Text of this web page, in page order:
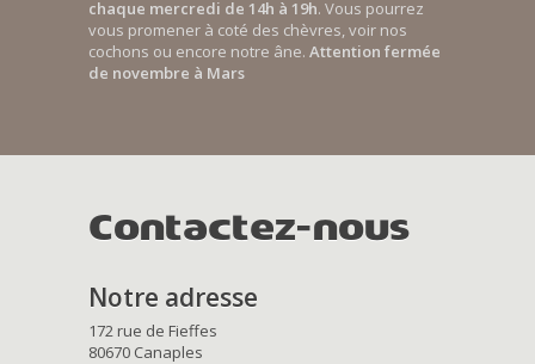
chaque mercredi de 14h à 19h. Vous pourrez
vous promener à coté des chèvres, voir nos
cochons ou encore notre âne. Attention fermée
de novembre à Mars
Contactez-nous
Notre adresse
172 rue de Fieffes
80670 Canaples